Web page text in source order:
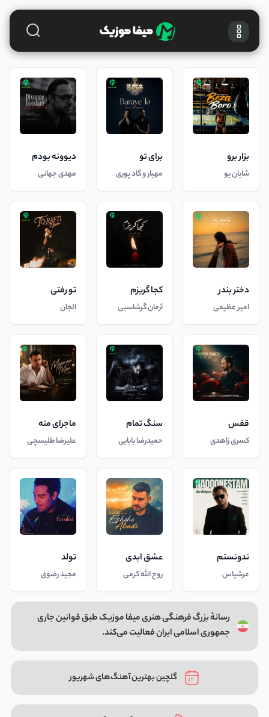
بزار برو
شایان یو
برای تو
مهیار و گاد پوری
دیوونه بودم
مهدی جهانی
دختر بندر
امیر عظیمی
کجا گریزم
آرمان گرشاسبی
تو رفتی
الجان
قفس
کسری زاهدی
سنگ تمام
حمیدرضا بابایی
ماجرای منه
علیرضا طلیسچی
ندونستم
عرشیاس
عشق ابدی
روح الله کرمی
تولد
مجید رضوی
رسانهٔ بزرگ فرهنگی هنری میفا موزیک طبق قوانین جاری
جمهوری اسلامی ایران فعالیت می‌کند.
گلچین بهترین آهنگ‌های شهریور